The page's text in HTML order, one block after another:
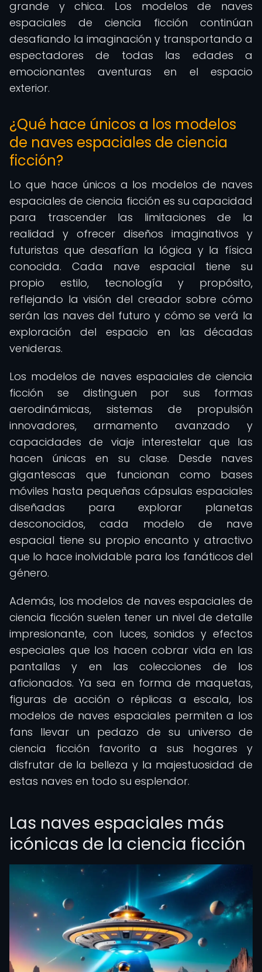
grande y chica. Los modelos de naves
espaciales de ciencia ficción continúan
desafiando la imaginación y transportando a
espectadores de todas las edades a
emocionantes aventuras en el espacio
exterior.
¿Qué hace únicos a los modelos
de naves espaciales de ciencia
ficción?
Lo que hace únicos a los modelos de naves
espaciales de ciencia ficción es su capacidad
para trascender las limitaciones de la
realidad y ofrecer diseños imaginativos y
futuristas que desafían la lógica y la física
conocida. Cada nave espacial tiene su
propio estilo, tecnología y propósito,
reflejando la visión del creador sobre cómo
serán las naves del futuro y cómo se verá la
exploración del espacio en las décadas
venideras.
Los modelos de naves espaciales de ciencia
ficción se distinguen por sus formas
aerodinámicas, sistemas de propulsión
innovadores, armamento avanzado y
capacidades de viaje interestelar que las
hacen únicas en su clase. Desde naves
gigantescas que funcionan como bases
móviles hasta pequeñas cápsulas espaciales
diseñadas para explorar planetas
desconocidos, cada modelo de nave
espacial tiene su propio encanto y atractivo
que lo hace inolvidable para los fanáticos del
género.
Además, los modelos de naves espaciales de
ciencia ficción suelen tener un nivel de detalle
impresionante, con luces, sonidos y efectos
especiales que los hacen cobrar vida en las
pantallas y en las colecciones de los
aficionados. Ya sea en forma de maquetas,
figuras de acción o réplicas a escala, los
modelos de naves espaciales permiten a los
fans llevar un pedazo de su universo de
ciencia ficción favorito a sus hogares y
disfrutar de la belleza y la majestuosidad de
estas naves en todo su esplendor.
Las naves espaciales más
icónicas de la ciencia ficción